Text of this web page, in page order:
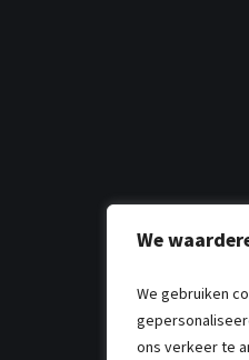
We
We gebruiken
ons verkeer te